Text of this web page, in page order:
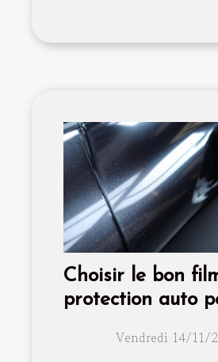
Choisir le bon
protection auto
votre véhicule
Vendredi 14/11/